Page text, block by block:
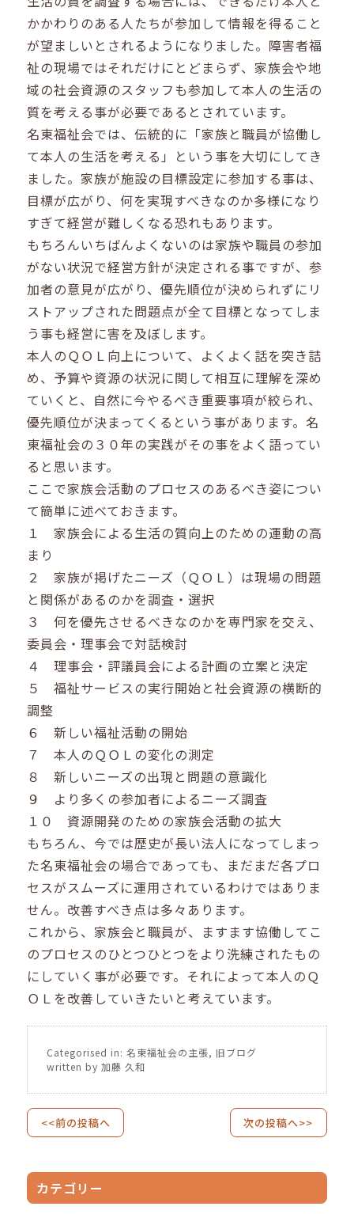
かかわりのある人たちが参加して情報を得ること
が望ましいとされるようになりました。障害者福
祉の現場ではそれだけにとどまらず、家族会や地
域の社会資源のスタッフも参加して本人の生活の
質を考える事が必要であるとされています。
名東福祉会では、伝統的に「家族と職員が協働し
て本人の生活を考える」という事を大切にしてき
ました。家族が施設の目標設定に参加する事は、
目標が広がり、何を実現すべきなのか多様になり
すぎて経営が難しくなる恐れもあります。
もちろんいちばんよくないのは家族や職員の参加
がない状況で経営方針が決定される事ですが、参
加者の意見が広がり、優先順位が決められずにリ
ストアップされた問題点が全て目標となってしま
う事も経営に害を及ぼします。
本人のＱＯＬ向上について、よくよく話を突き詰
め、予算や資源の状況に関して相互に理解を深め
ていくと、自然に今やるべき重要事項が絞られ、
優先順位が決まってくるという事があります。名
東福祉会の３０年の実践がその事をよく語ってい
ると思います。
ここで家族会活動のプロセスのあるべき姿につい
て簡単に述べておきます。
１ 家族会による生活の質向上のための運動の高
まり
２ 家族が掲げたニーズ（ＱＯＬ）は現場の問題
と関係があるのかを調査・選択
３ 何を優先させるべきなのかを専門家を交え、
委員会・理事会で対話検討
４ 理事会・評議員会による計画の立案と決定
５ 福祉サービスの実行開始と社会資源の横断的
調整
６ 新しい福祉活動の開始
７ 本人のＱＯＬの変化の測定
８ 新しいニーズの出現と問題の意識化
９ より多くの参加者によるニーズ調査
１０ 資源開発のための家族会活動の拡大
もちろん、今では歴史が長い法人になってしまっ
た名東福祉会の場合であっても、まだまだ各プロ
セスがスムーズに運用されているわけではありま
せん。改善すべき点は多々あります。
これから、家族会と職員が、ますます協働してこ
のプロセスのひとつひとつをより洗練されたもの
にしていく事が必要です。それによって本人のＱ
ＯＬを改善していきたいと考えています。
Categorised in:名東福祉会の主張, 旧ブログ
written by 加藤 久和
<<前の投稿へ 次の投稿へ>>
カテゴリー